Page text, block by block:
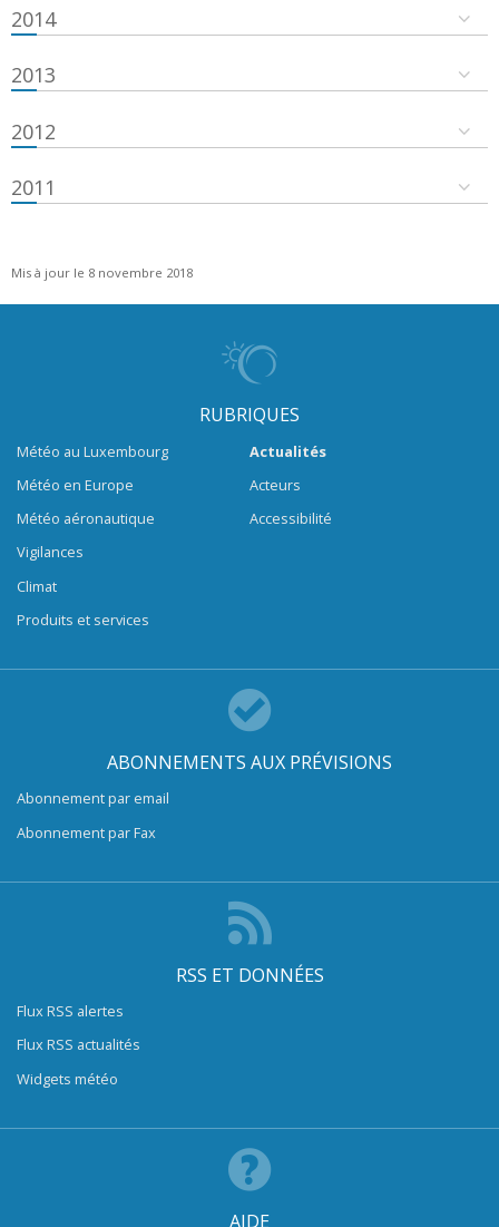
2014
2013
2012
2011
Mis à jour le 8 novembre 2018
RUBRIQUES
Météo au Luxembourg
Météo en Europe
Météo aéronautique
Vigilances
Climat
Produits et services
Actualités
Acteurs
Accessibilité
ABONNEMENTS AUX PRÉVISIONS
Abonnement par email
Abonnement par Fax
RSS ET DONNÉES
Flux RSS alertes
Flux RSS actualités
Widgets météo
AIDE